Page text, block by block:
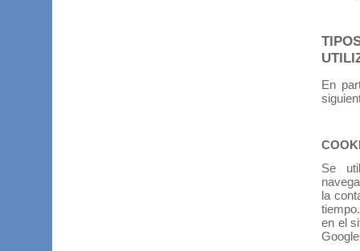
En
Se
la
en el